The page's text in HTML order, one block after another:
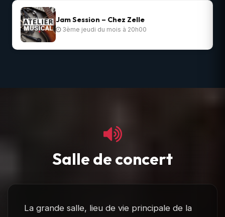
Jam Session – Chez Zelle
3ème jeudi du mois à 20h00
Salle de concert
La grande salle, lieu de vie principale de la